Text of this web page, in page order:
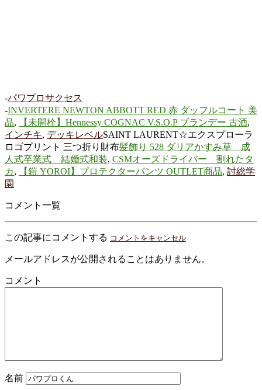
-パワプロサクセス
-INVERTERE NEWTON ABBOTT RED 赤 ダッフルコート 美
品, 【未開栓】Hennessy COGNAC V.S.O.P ブランデー 古酒,
インチキ, デッキレベルSAINT LAURENT☆エクスプローラ
ロゴプリント 三つ折り財布髪飾り 528 ダリアかすみ草 成
人式卒業式 結婚式和装, CSMオーズドライバー 割れたタ
カ, 【鎧 YOROI】プロテクターパンツ OUTLET商品, 討総学
園
コメント一覧
この記事にコメントする コメントをキャンセル
メールアドレスが公開されることはありません。
コメント
名前